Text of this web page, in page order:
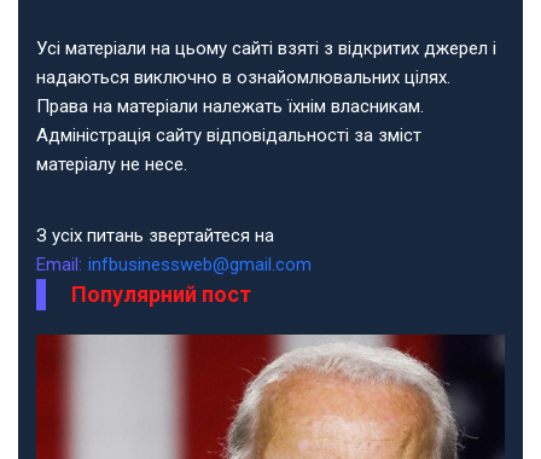
Усі матеріали на цьому сайті взяті з відкритих джерел і
надаються виключно в ознайомлювальних цілях.
Права на матеріали належать їхнім власникам.
Адміністрація сайту відповідальності за зміст
матеріалу не несе.
З усіх питань звертайтеся на
Email: infbusinessweb@gmail.com
Популярний пост